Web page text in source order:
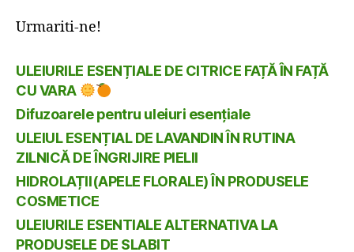
Urmariti-ne!
ULEIURILE ESENȚIALE DE CITRICE FAȚĂ ÎN FAȚĂ
CU VARA
Difuzoarele pentru uleiuri esențiale
ULEIUL ESENȚIAL DE LAVANDIN ÎN RUTINA
ZILNICĂ DE ÎNGRIJIRE PIELII
HIDROLAȚII(APELE FLORALE) ÎN PRODUSELE
COSMETICE
ULEIURILE ESENTIALE ALTERNATIVA LA
PRODUSELE DE SLABIT